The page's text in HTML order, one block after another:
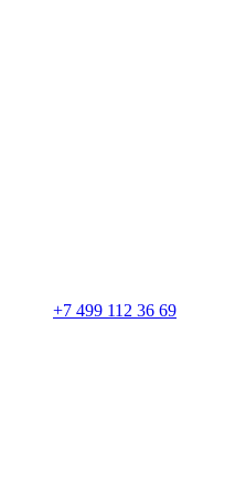
+7 499 112 36 69